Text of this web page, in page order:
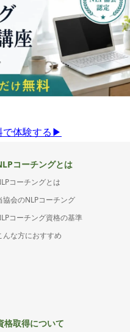
で体験する▶︎
コーチングとは
コーチングとは
協会のNLPコーチング
コーチング資格の基準
んな方におすすめ
格取得について